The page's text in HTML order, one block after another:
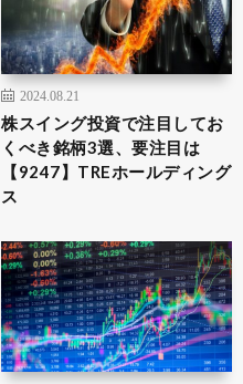
2024.08.21
株スイング投資で注目してお
くべき銘柄3選、要注目は
【9247】TREホールディング
ス